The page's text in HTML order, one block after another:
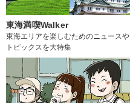
東海満喫Walker
東海エリアを楽しむためのニュースや
トピックスを大特集